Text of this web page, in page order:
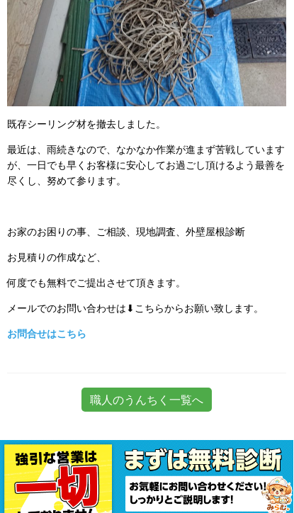
既存シーリング材を撤去しました。
最近は、雨続きなので、なかなか作業が進まず苦戦しています
が、一日でも早くお客様に安心してお過ごし頂けるよう最善を
尽くし、努めて参ります。
お家のお困りの事、ご相談、現地調査、外壁屋根診断
お見積りの作成など、
何度でも無料でご提出させて頂きます。
メールでのお問い合わせは⬇こちらからお願い致します。
お問合せはこちら
職人のうんちく一覧へ